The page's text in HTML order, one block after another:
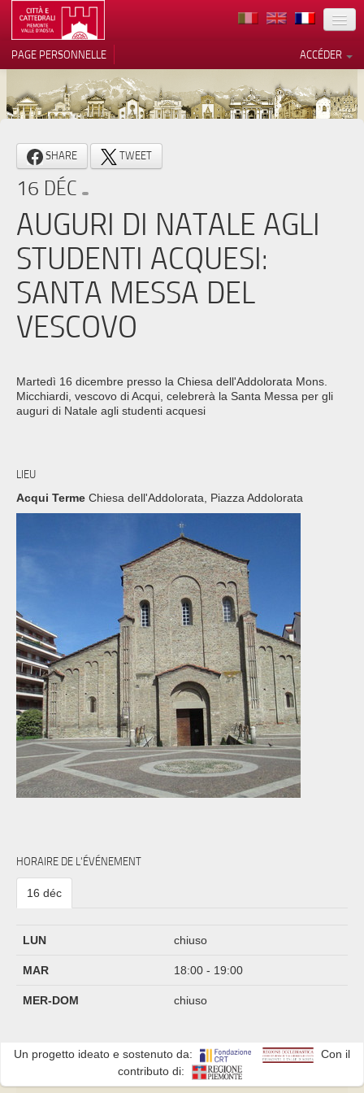
TERRITOIRE
ARCHITECTURE
MUSÉES
ITINÉRAIRES
EVÉNEMENTS
CONTACTS
PRESS
ACCÉDER
PAGE PERSONNELLE
SHARE TWEET
16 DÉC
AUGURI DI NATALE AGLI
STUDENTI ACQUESI:
SANTA MESSA DEL
VESCOVO
Martedì 16 dicembre presso la Chiesa dell'Addolorata Mons.
Micchiardi, vescovo di Acqui, celebrerà la Santa Messa per gli
auguri di Natale agli studenti acquesi
LIEU
Acqui Terme Chiesa dell'Addolorata, Piazza Addolorata
HORAIRE DE L'ÉVÉNEMENT
16 déc
LUN chiuso
MAR 18:00 - 19:00
MER-DOM chiuso
Un progetto ideato e sostenuto da:
Con il
contributo di:
Notification lors de la collecte
Vos choix en matière de
confidentialité